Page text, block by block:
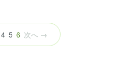
4 5 6（こ
の
次へ →